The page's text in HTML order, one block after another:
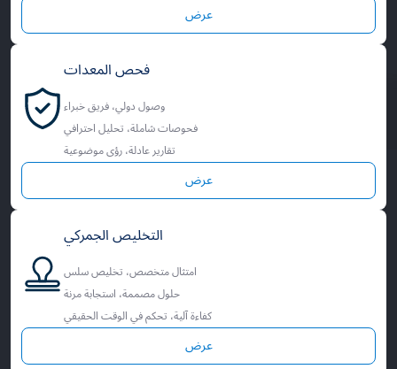
عرض
فحص المعدات
وصول دولي، فريق خبراء
فحوصات شاملة، تحليل احترافي
تقارير عادلة، رؤى موضوعية
عرض
التخليص الجمركي
امتثال متخصص، تخليص سلس
حلول مصممة، استجابة مرنة
كفاءة آلية، تحكم في الوقت الحقيقي
عرض